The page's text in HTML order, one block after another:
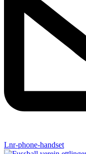
Lnr-phone-handset